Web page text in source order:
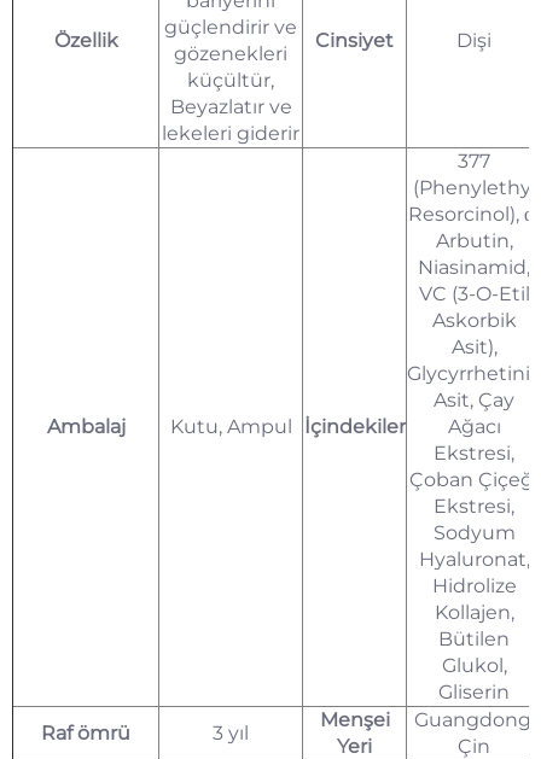
Özellik
güçlendirir ve
gözenekleri
küçültür,
Beyazlatır ve
lekeleri giderir
Cinsiyet Dişi
Ambalaj Kutu, Ampul İçindekiler
377
(Phenylethyl
Resorcinol), α-
Arbutin,
Niasinamid,
VC (3-O-Etil
Askorbik
Asit),
Glycyrrhetinic
Asit, Çay
Ağacı
Ekstresi,
Çoban Çiçeği
Ekstresi,
Sodyum
Hyaluronat,
Hidrolize
Kollajen,
Bütilen
Glukol,
Gliserin
Raf ömrü
3 yıl
Menşei
Yeri
Guangdong,
Çin